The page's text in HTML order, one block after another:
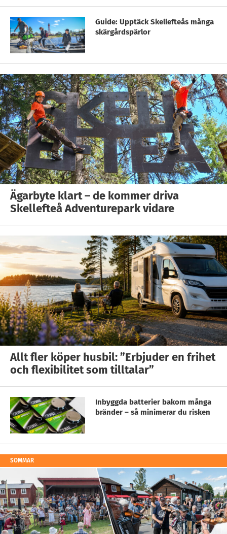
Guide: Upptäck Skellefteås många
skärgårdspärlor
Ägarbyte klart – de kommer driva
Skellefteå Adventurepark vidare
Allt fler köper husbil: ”Erbjuder en frihet
och flexibilitet som tilltalar”
Inbyggda batterier bakom många
bränder – så minimerar du risken
SOMMAR